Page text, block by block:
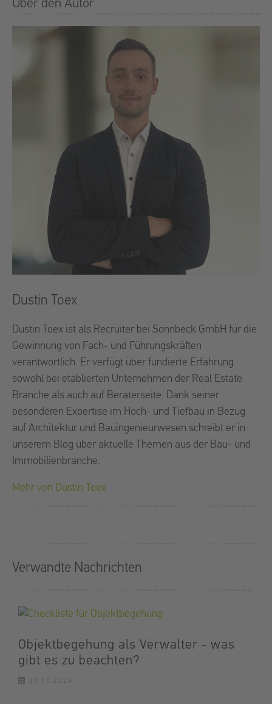
Über den Autor
Dustin Toex
Dustin Toex ist als Recruiter bei Sonnbeck GmbH für die
Gewinnung von Fach- und Führungskräften
verantwortlich. Er verfügt über fundierte Erfahrung
sowohl bei etablierten Unternehmen der Real Estate
Branche als auch auf Beraterseite. Dank seiner
besonderen Expertise im Hoch- und Tiefbau in Bezug
auf Architektur und Bauingenieurwesen schreibt er in
unserem Blog über aktuelle Themen aus der Bau- und
Immobilienbranche.
Mehr von Dustin Toex
Verwandte Nachrichten
Objektbegehung als Verwalter - was
gibt es zu beachten?
27.11.2024